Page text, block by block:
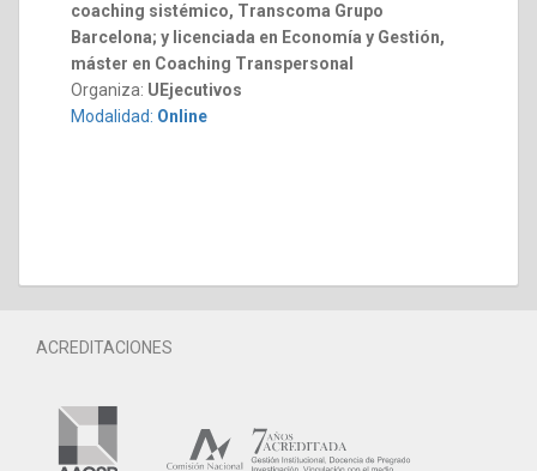
coaching sistémico, Transcoma Grupo
Barcelona; y licenciada en Economía y Gestión,
máster en Coaching Transpersonal
Organiza: UEjecutivos
Modalidad: Online
ACREDITACIONES